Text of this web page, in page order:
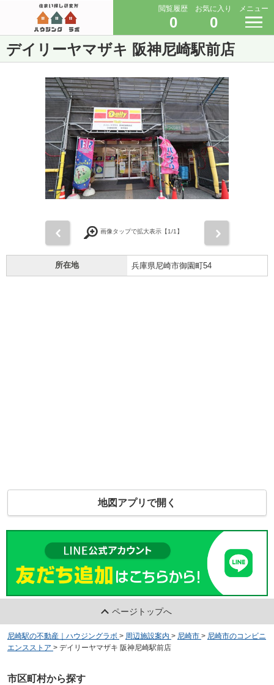
閲覧履歴
0
お気に入り
0
メニュー
デイリーヤマザキ 阪神尼崎駅前店
画像タップで拡大表示【1/1】
所在地 兵庫県尼崎市御園町54
地図アプリで開く
ページトップへ
尼崎駅の不動産｜ハウジングラボ > 周辺施設案内 > 尼崎市 > 尼崎市のコンビニ
エンスストア > デイリーヤマザキ 阪神尼崎駅前店
市区町村から探す